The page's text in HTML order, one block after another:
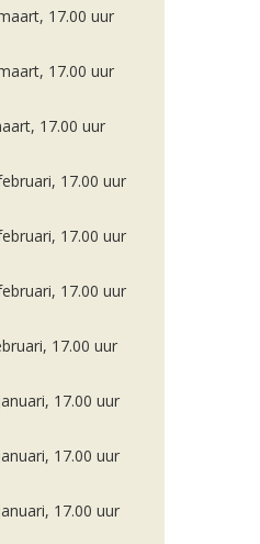
17.00 uur
17.00 uur
17.00 uur
17.00 uur
17.00 uur
17.00 uur
17.00 uur
17.00 uur
17.00 uur
17.00 uur